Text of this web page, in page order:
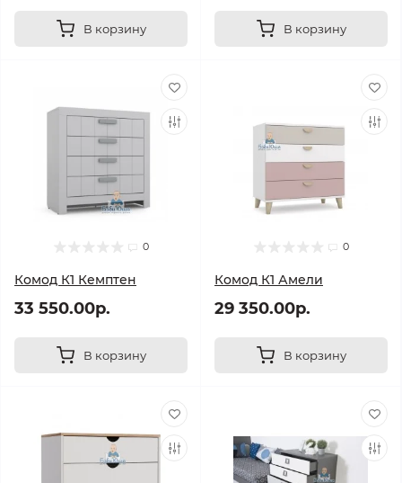
В корзину В корзину
0
Комод К1 Кемптен
33 550.00р.
В корзину
0
Комод К1 Амели
29 350.00р.
В корзину